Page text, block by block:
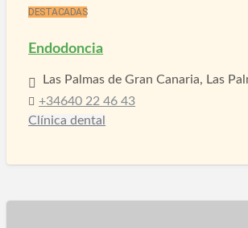
DESTACADAS
Endodoncia
Las Palmas de Gran Canaria, Las
+34640 22 46 43
Clínica dental